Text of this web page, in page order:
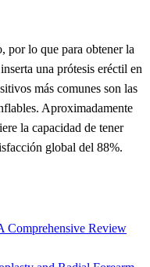
por lo que para obtener la
una prótesis eréctil en
más comunes son las
Aproximadamente
la capacidad de tener
global del 88%.
Comprehensive Review